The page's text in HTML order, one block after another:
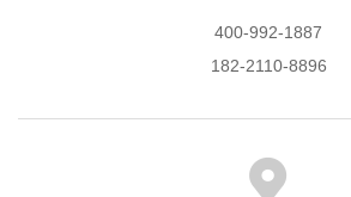
400-992-1887
182-2110-8896